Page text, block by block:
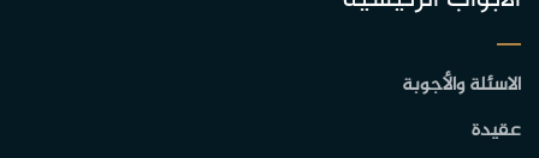
الاسئلة والأجوبة
عقيدة